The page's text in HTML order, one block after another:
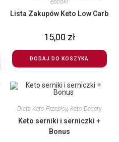
Lista Zakupów Keto Low Carb
15,00 zł
DODAJ DO KOSZYKA
Dieta Keto Przepisy, Keto Desery
Keto serniki i serniczki +
Bonus